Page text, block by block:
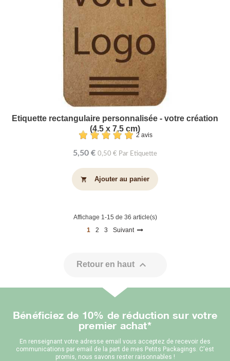
Etiquette rectangulaire personnalisée - votre création
(4.5 x 7.5 cm)
2 avis
5,50 € 0,50 € Par Etiquette
shopping_cart Ajouter au panier
Affichage 1-15 de 36 article(s)
1
2 3 Suivant
Retour en haut 
Bénéficiez de 10% de réduction sur votre
premier achat*
En renseignant votre adresse email vous acceptez de recevoir des
communications par email de la part de mes Petits Packagings. C'est
promis, nous savons rester raisonnables !